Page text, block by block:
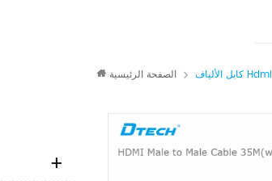
الصفحة الرئيسية كابل الألياف Hdmi